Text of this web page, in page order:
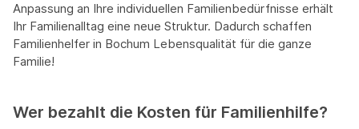
Anpassung an Ihre individuellen Familienbedürfnisse erhält
Ihr Familienalltag eine neue Struktur. Dadurch schaffen
Familienhelfer in Bochum Lebensqualität für die ganze
Familie!
Wer bezahlt die Kosten für Familienhilfe?